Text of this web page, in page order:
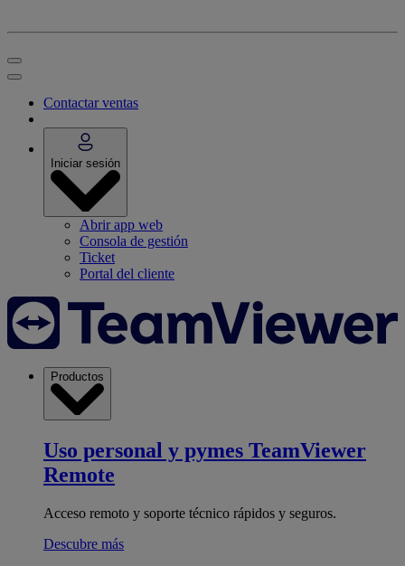
Contactar ventas
Iniciar sesión
Abrir app web
Consola de gestión
Ticket
Portal del cliente
Productos
Uso personal y pymes TeamViewer
Remote
Acceso remoto y soporte técnico rápidos y seguros.
Descubre más